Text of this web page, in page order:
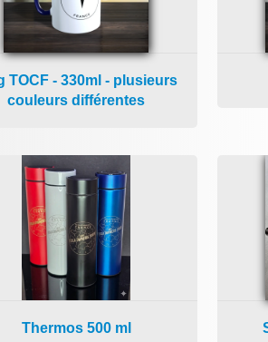
TOCF - 330ml - plusieurs
couleurs différentes
Thermos 500 ml